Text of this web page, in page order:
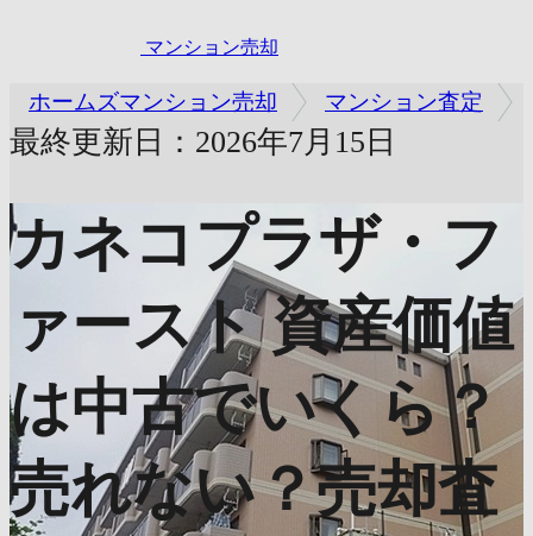
マンション売却
ホームズマンション売却 マンション査定
最終更新日：2026年7月15日
カネコプラザ・フ
ァースト 資産価値
は中古でいくら？
売れない？売却査